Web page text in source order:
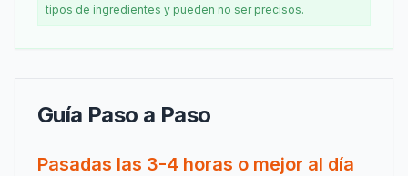
tipos de ingredientes y pueden no ser precisos.
Guía Paso a Paso
Pasadas las 3-4 horas o mejor al día